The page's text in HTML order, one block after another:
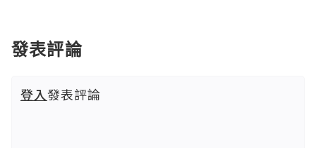
發表評論
登入發表評論